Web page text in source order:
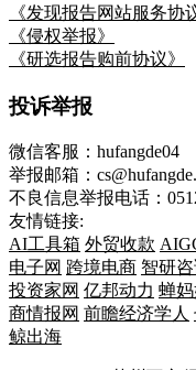
《发现报告网站服务协
《侵权举报》
《研选报告购前协议》
投诉举报
微信客服：hufangde04
举报邮箱：
不良信息举报电话：
友情链接:
AI工具箱 外贸收款
电子网 跨境电商 智研
投资家网 亿邦动力 蝉
商情报网 前瞻经济学人
鲸出海